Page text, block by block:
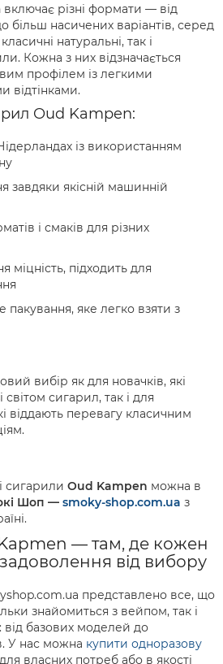
різні формати — від
більш насичених варіантів, серед
натуральні, так і
Кожна з них відзначається
профілем із легкими
відтінками.
Oud Kampen:
із використанням
завдяки якісній машинній
і смаків для різних
міцність, підходить для
пакування, яке легко взяти з
вибір як для новачків, які
світом сигарил, так і для
віддають перевагу класичним
сигарили Oud Kampen можна в
Шоп — smoky-shop.com.ua з
— там, де кожен
від вибору
представлено все, що
знайомиться з вейпом, так і
від базових моделей до
У нас можна купити одноразову
для власних потреб або в якості